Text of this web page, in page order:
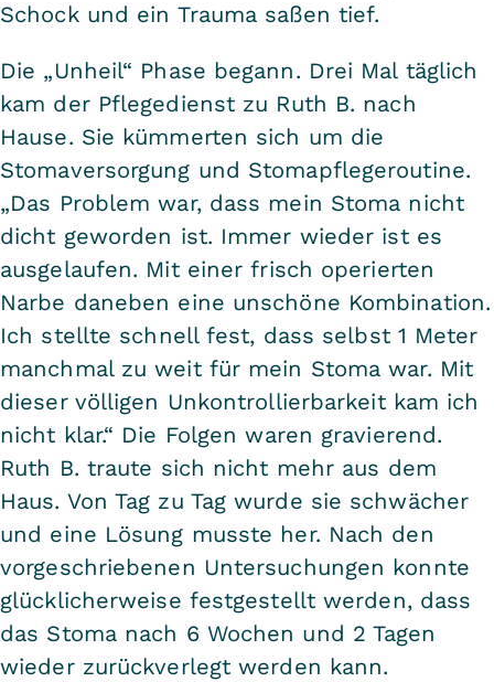
Schock und ein Trauma saßen tief.
Die „Unheil“ Phase begann. Drei Mal täglich
kam der Pflegedienst zu Ruth B. nach
Hause. Sie kümmerten sich um die
Stomaversorgung und Stomapflegeroutine.
„Das Problem war, dass mein Stoma nicht
dicht geworden ist. Immer wieder ist es
ausgelaufen. Mit einer frisch operierten
Narbe daneben eine unschöne Kombination.
Ich stellte schnell fest, dass selbst 1 Meter
manchmal zu weit für mein Stoma war. Mit
dieser völligen Unkontrollierbarkeit kam ich
nicht klar.“ Die Folgen waren gravierend.
Ruth B. traute sich nicht mehr aus dem
Haus. Von Tag zu Tag wurde sie schwächer
und eine Lösung musste her. Nach den
vorgeschriebenen Untersuchungen konnte
glücklicherweise festgestellt werden, dass
das Stoma nach 6 Wochen und 2 Tagen
wieder zurückverlegt werden kann.